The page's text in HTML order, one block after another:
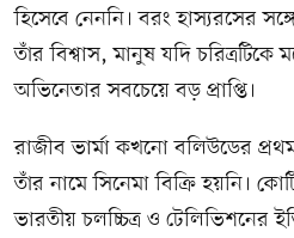
হিসেবে নেননি। বরং হাস্যরসের
তাঁর বিশ্বাস, মানুষ যদি
অভিনেতার সবচেয়ে বড় প্রাপ্তি।
রাজীব ভার্মা কখনো বলিউডের
তাঁর নামে সিনেমা বিক্রি হয়নি।
ভারতীয় চলচ্চিত্র ও টেলিভিশনের